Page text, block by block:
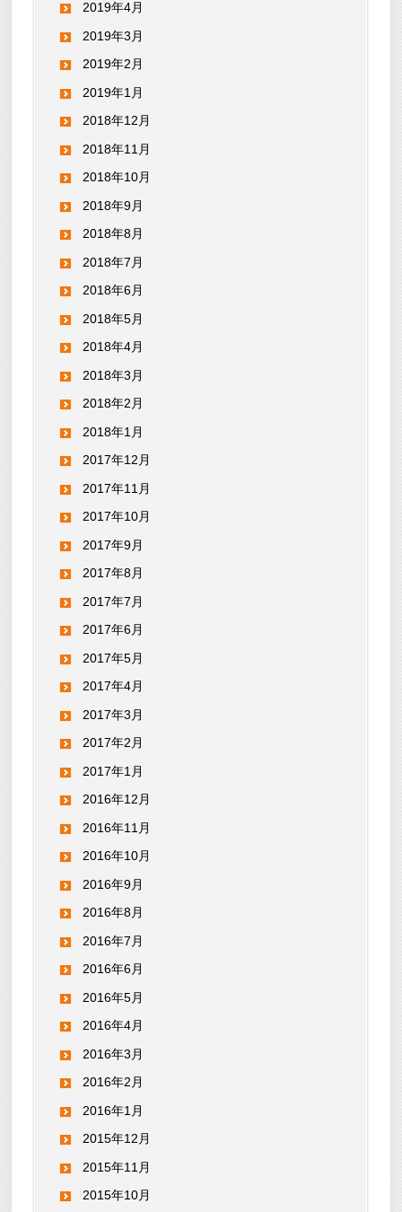
2019年4月
2019年3月
2019年2月
2019年1月
2018年12月
2018年11月
2018年10月
2018年9月
2018年8月
2018年7月
2018年6月
2018年5月
2018年4月
2018年3月
2018年2月
2018年1月
2017年12月
2017年11月
2017年10月
2017年9月
2017年8月
2017年7月
2017年6月
2017年5月
2017年4月
2017年3月
2017年2月
2017年1月
2016年12月
2016年11月
2016年10月
2016年9月
2016年8月
2016年7月
2016年6月
2016年5月
2016年4月
2016年3月
2016年2月
2016年1月
2015年12月
2015年11月
2015年10月